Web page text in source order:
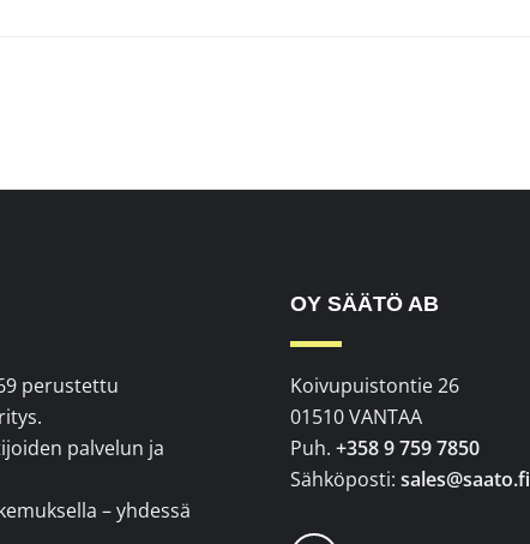
perustettu
palvelun ja
– yhdessä
OY SÄÄTÖ AB
Koivupuistontie 26
01510 VANTAA
Puh.+358 9 759 7850
Sähköposti:sales@saato.fi